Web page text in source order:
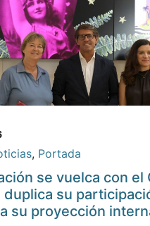
, Portada
se vuelca con el
duplica su
su proyección